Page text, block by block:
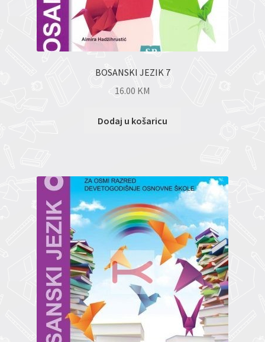
BOSANSKI JEZIK 7
16.00 KM
Dodaj u košaricu